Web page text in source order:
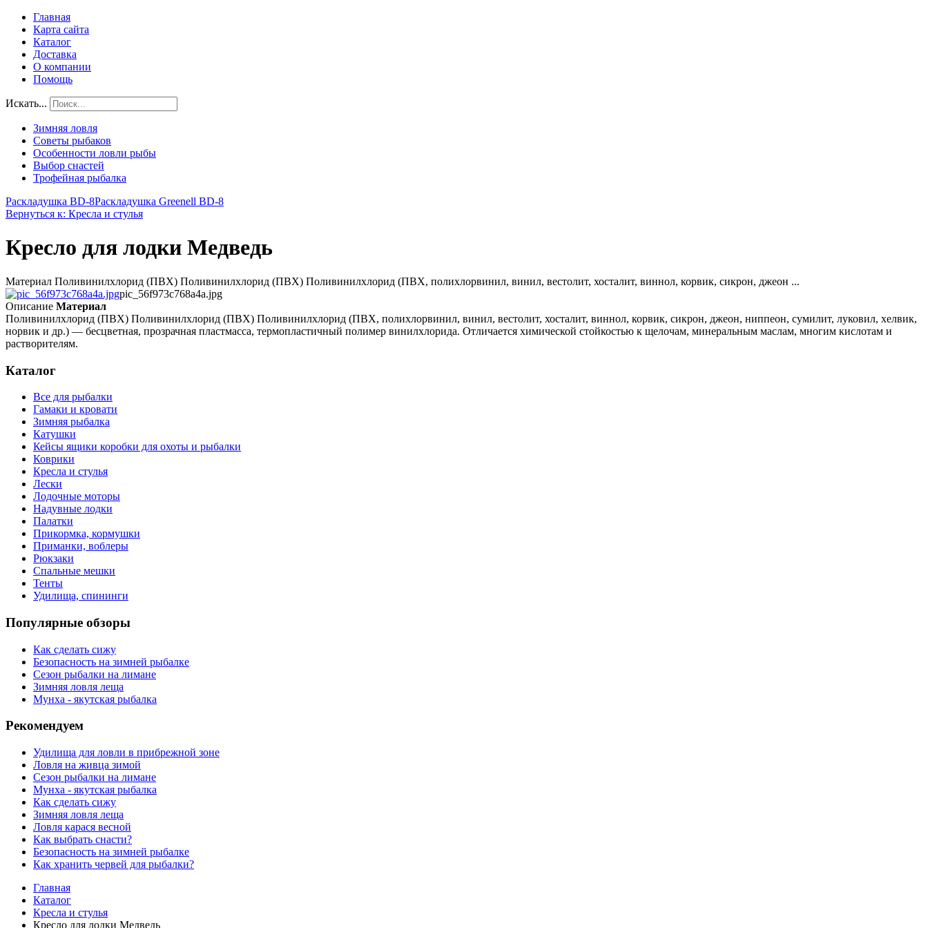
Главная
Карта сайта
Каталог
Доставка
О компании
Помощь
Искать...
Зимняя ловля
Советы рыбаков
Особенности ловли рыбы
Выбор снастей
Трофейная рыбалка
Раскладушка BD-8Раскладушка Greenell BD-8
Вернуться к: Кресла и стулья
Кресло для лодки Медведь
Материал Поливинилхлорид (ПВХ) Поливинилхлорид (ПВХ) Поливинилхлорид (ПВХ, полихлорвинил, винил, вестолит, хосталит, виннол, корвик, сикрон, джеон ...
pic_56f973c768a4a.jpg
Описание Материал
Поливинилхлорид (ПВХ) Поливинилхлорид (ПВХ) Поливинилхлорид (ПВХ, полихлорвинил, винил, вестолит, хосталит, виннол, корвик, сикрон, джеон, ниппеон, сумилит, луковил, хелвик,
норвик и др.) — бесцветная, прозрачная пластмасса, термопластичный полимер винилхлорида. Отличается химической стойкостью к щелочам, минеральным маслам, многим кислотам и
растворителям.
Каталог
Все для рыбалки
Гамаки и кровати
Зимняя рыбалка
Катушки
Кейсы ящики коробки для охоты и рыбалки
Коврики
Кресла и стулья
Лески
Лодочные моторы
Надувные лодки
Палатки
Прикормка, кормушки
Приманки, воблеры
Рюкзаки
Спальные мешки
Тенты
Удилища, спининги
Популярные обзоры
Как сделать сижу
Безопасность на зимней рыбалке
Сезон рыбалки на лимане
Зимняя ловля леща
Мунха - якутская рыбалка
Рекомендуем
Удилища для ловли в прибрежной зоне
Ловля на живца зимой
Сезон рыбалки на лимане
Мунха - якутская рыбалка
Как сделать сижу
Зимняя ловля леща
Ловля карася весной
Как выбрать снасти?
Безопасность на зимней рыбалке
Как хранить червей для рыбалки?
Главная
Каталог
Кресла и стулья
Кресло для лодки Медведь